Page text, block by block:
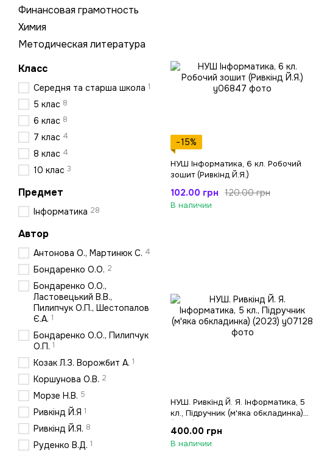
−15%
НУШ Інформатика, 6 кл. Робочий
зошит (Ривкінд Й.Я.)
120.00 грн
102.00 грн
В наличии
НУШ. Ривкінд Й. Я. Інформатика, 5
кл., Підручник (м'яка обкладинка)
400.00 грн
В наличии
Финансовая грамотность
Химия
Методическая литература
Класс
Середня та старша школа 1
5 клас 8
6 клас 8
7 клас 4
8 клас 4
10 клас 3
Предмет
Інформатика 28
Автор
Антонова О., Мартинюк С. 4
Бондаренко О.О. 2
Бондаренко О.О.,
Ластовецький В.В.,
Пилипчук О.П., Шестопалов
Є.А. 1
Бондаренко О.О., Пилипчук
О.П. 1
Козак Л.З. Ворожбит А. 1
Коршунова О.В. 2
Морзе Н.В. 5
Ривкінд Й.Я 1
Ривкінд Й.Я. 8
Руденко В.Д. 1